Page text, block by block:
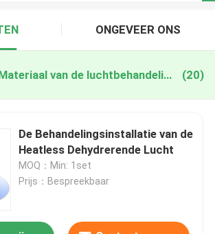
ONGEVEER ONS
China Het Materiaal van de luchtbehandeling (20)
De Behandelingsinstallatie van de
Heatless Dehydrerende Lucht
MOQ：Min: 1set
Prijs：Bespreekbaar